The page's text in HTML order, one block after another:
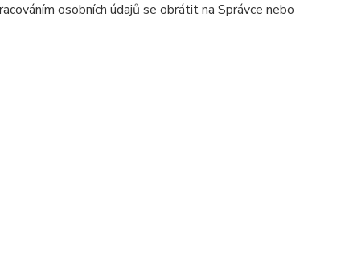
osobních údajů se obrátit na Správce nebo